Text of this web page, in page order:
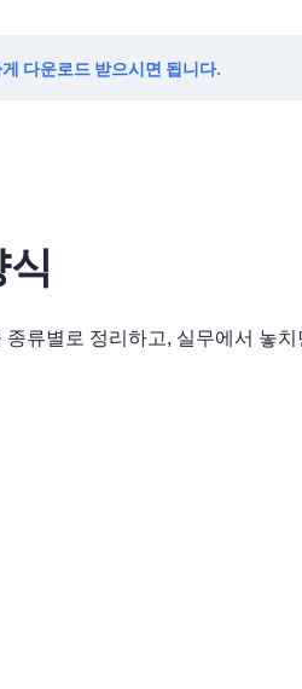
다운로드 받으시면 됩니다.
류별로 정리하고, 실무에서 놓